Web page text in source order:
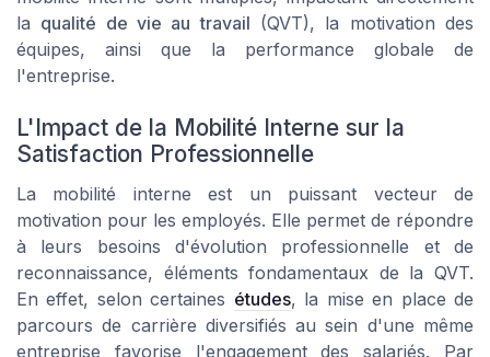
la qualité de vie au travail (QVT), la motivation des
équipes, ainsi que la performance globale de
l'entreprise.
L'Impact de la Mobilité Interne sur la
Satisfaction Professionnelle
La mobilité interne est un puissant vecteur de
motivation pour les employés. Elle permet de répondre
à leurs besoins d'évolution professionnelle et de
reconnaissance, éléments fondamentaux de la QVT.
En effet, selon certaines études, la mise en place de
parcours de carrière diversifiés au sein d'une même
entreprise favorise l'engagement des salariés. Par